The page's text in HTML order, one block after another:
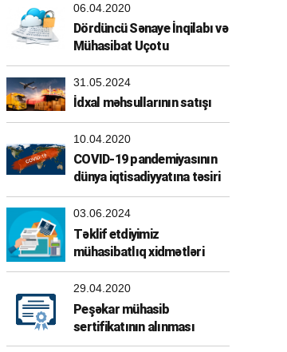
06.04.2020
Dördüncü Sənaye İnqilabı və
Mühasibat Uçotu
31.05.2024
İdxal məhsullarının satışı
10.04.2020
COVID-19 pandemiyasının
dünya iqtisadiyyatına təsiri
03.06.2024
Təklif etdiyimiz
mühasibatlıq xidmətləri
29.04.2020
Peşəkar mühasib
sertifikatının alınması